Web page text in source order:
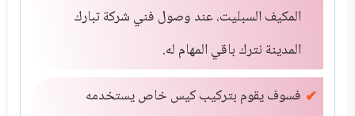
المكيف السبليت، عند وصول فني شركة تبارك
المدينة نترك باقي المهام له.
فسوف يقوم بتركيب كيس خاص يستخدمه